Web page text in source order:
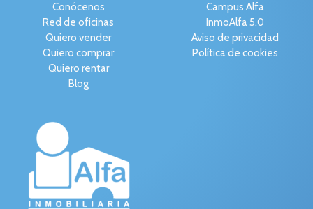
Conócenos
Red de oficinas
Quiero vender
Quiero comprar
Quiero rentar
Blog
Campus Alfa
InmoAlfa 5.0
Aviso de privacidad
Política de cookies